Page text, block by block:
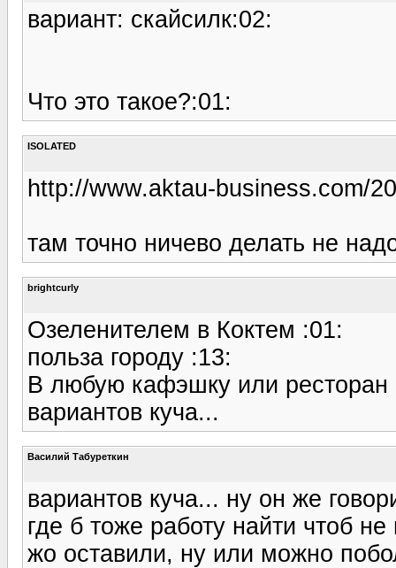
вариант: скайсилк:02:
Что это такое?:01:
ISOLATED
http://www.aktau-business.com/
там точно ничево делать не
brightcurly
Озеленителем в Коктем :01:
польза городу :13:
В любую кафэшку или
вариантов куча...
Василий Табуреткин
вариантов куча... ну он же
где б тоже работу найти чтоб
жо оставили, ну или можно